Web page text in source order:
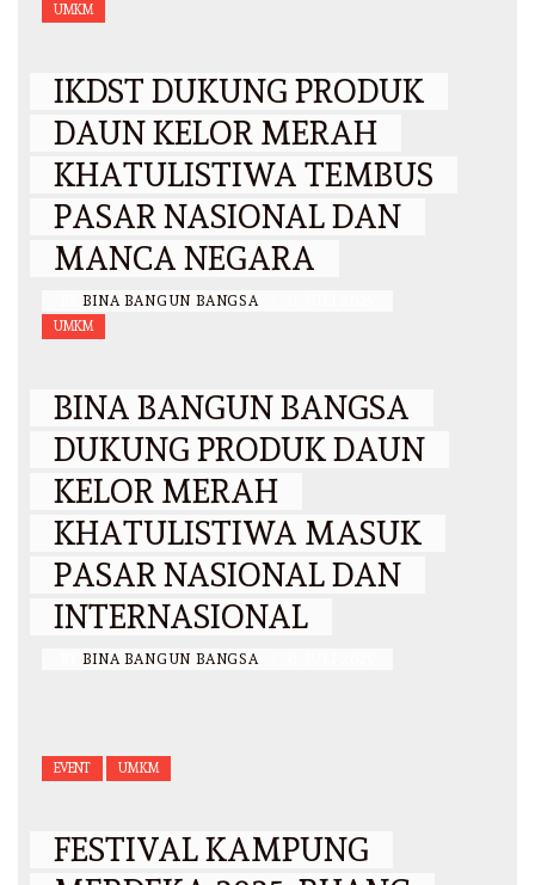
UMKM
IKDST DUKUNG PRODUK
DAUN KELOR MERAH
KHATULISTIWA TEMBUS
PASAR NASIONAL DAN
MANCA NEGARA
BINA BANGUN BANGSA
UMKM
BINA BANGUN BANGSA
DUKUNG PRODUK DAUN
KELOR MERAH
KHATULISTIWA MASUK
PASAR NASIONAL DAN
INTERNASIONAL
BINA BANGUN BANGSA
EVENT UMKM
FESTIVAL KAMPUNG